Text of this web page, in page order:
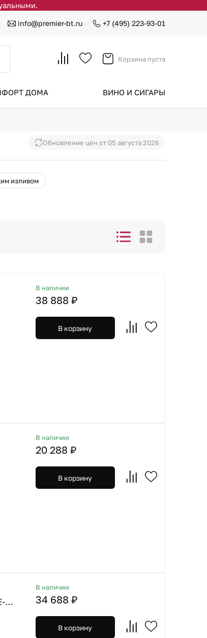
info@premier-bt.ru +7 (495) 223-93-01
Корзина пуста
ДОМА ВИНО И СИГАРЫ
Обновление цен от 05 августа 2026
изливом
В наличии
38 888 ₽
В корзину
В наличии
20 288 ₽
В корзину
Omoikiri. Смеситель Nagano BE-P ваниль + Фильтр Pure Drop Lite
В наличии
34 688 ₽
В корзину